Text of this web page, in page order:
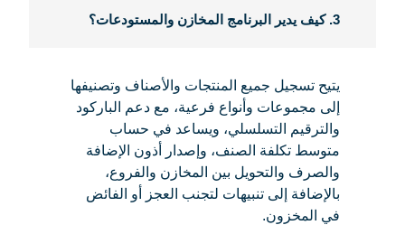
3. كيف يدير البرنامج المخازن والمستودعات؟
يتيح تسجيل جميع المنتجات والأصناف وتصنيفها
إلى مجموعات وأنواع فرعية، مع دعم الباركود
والترقيم التسلسلي، ويساعد في حساب
متوسط تكلفة الصنف، وإصدار أذون الإضافة
والصرف والتحويل بين المخازن والفروع،
بالإضافة إلى تنبيهات لتجنب العجز أو الفائض
في المخزون.